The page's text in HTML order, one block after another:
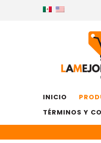
INICIO
TÉRMINOS Y